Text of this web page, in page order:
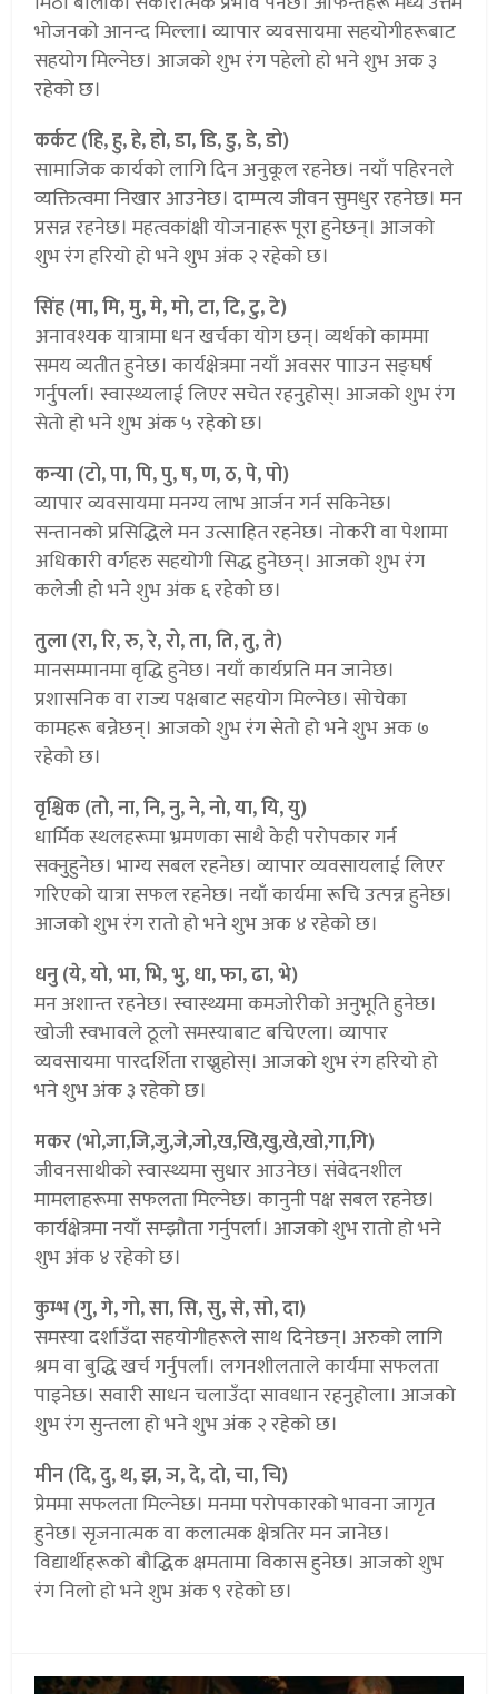
भोजनको आनन्द मिल्ला। व्यापार व्यवसायमा सहयोगीहरूबाट
सहयोग मिल्नेछ। आजको शुभ रंग पहेलो हो भने शुभ अक ३
रहेको छ।
कर्कट (हि, हु, हे, हो, डा, डि, डु, डे, डो)
सामाजिक कार्यको लागि दिन अनुकूल रहनेछ। नयाँ पहिरनले
व्यक्तित्वमा निखार आउनेछ। दाम्पत्य जीवन सुमधुर रहनेछ। मन
प्रसन्न रहनेछ। महत्वकांक्षी योजनाहरू पूरा हुनेछन्। आजको
शुभ रंग हरियो हो भने शुभ अंक २ रहेको छ।
सिंह (मा, मि, मु, मे, मो, टा, टि, टु, टे)
अनावश्यक यात्रामा धन खर्चका योग छन्। व्यर्थको काममा
समय व्यतीत हुनेछ। कार्यक्षेत्रमा नयाँ अवसर पााउन सङ्घर्ष
गर्नुपर्ला। स्वास्थ्यलाई लिएर सचेत रहनुहोस्। आजको शुभ रंग
सेतो हो भने शुभ अंक ५ रहेको छ।
कन्या (टो, पा, पि, पु, ष, ण, ठ, पे, पो)
व्यापार व्यवसायमा मनग्य लाभ आर्जन गर्न सकिनेछ।
सन्तानको प्रसिद्धिले मन उत्साहित रहनेछ। नोकरी वा पेशामा
अधिकारी वर्गहरु सहयोगी सिद्ध हुनेछन्। आजको शुभ रंग
कलेजी हो भने शुभ अंक ६ रहेको छ।
तुला (रा, रि, रु, रे, रो, ता, ति, तु, ते)
मानसम्मानमा वृद्धि हुनेछ। नयाँ कार्यप्रति मन जानेछ।
प्रशासनिक वा राज्य पक्षबाट सहयोग मिल्नेछ। सोचेका
कामहरू बन्नेछन्। आजको शुभ रंग सेतो हो भने शुभ अक ७
रहेको छ।
वृश्चिक (तो, ना, नि, नु, ने, नो, या, यि, यु)
धार्मिक स्थलहरूमा भ्रमणका साथै केही परोपकार गर्न
सक्नुहुनेछ। भाग्य सबल रहनेछ। व्यापार व्यवसायलाई लिएर
गरिएको यात्रा सफल रहनेछ। नयाँ कार्यमा रूचि उत्पन्न हुनेछ।
आजको शुभ रंग रातो हो भने शुभ अक ४ रहेको छ।
धनु (ये, यो, भा, भि, भु, धा, फा, ढा, भे)
मन अशान्त रहनेछ। स्वास्थ्यमा कमजोरीको अनुभूति हुनेछ।
खोजी स्वभावले ठूलो समस्याबाट बचिएला। व्यापार
व्यवसायमा पारदर्शिता राख्नुहोस्। आजको शुभ रंग हरियो हो
भने शुभ अंक ३ रहेको छ।
मकर (भो,जा,जि,जु,जे,जो,ख,खि,खु,खे,खो,गा,गि)
जीवनसाथीको स्वास्थ्यमा सुधार आउनेछ। संवेदनशील
मामलाहरूमा सफलता मिल्नेछ। कानुनी पक्ष सबल रहनेछ।
कार्यक्षेत्रमा नयाँ सम्झौता गर्नुपर्ला। आजको शुभ रातो हो भने
शुभ अंक ४ रहेको छ।
कुम्भ (गु, गे, गो, सा, सि, सु, से, सो, दा)
समस्या दर्शाउँदा सहयोगीहरूले साथ दिनेछन्। अरुको लागि
श्रम वा बुद्धि खर्च गर्नुपर्ला। लगनशीलताले कार्यमा सफलता
पाइनेछ। सवारी साधन चलाउँदा सावधान रहनुहोला। आजको
शुभ रंग सुन्तला हो भने शुभ अंक २ रहेको छ।
मीन (दि, दु, थ, झ, ञ, दे, दो, चा, चि)
प्रेममा सफलता मिल्नेछ। मनमा परोपकारको भावना जागृत
हुनेछ। सृजनात्मक वा कलात्मक क्षेत्रतिर मन जानेछ।
विद्यार्थीहरूको बौद्धिक क्षमतामा विकास हुनेछ। आजको शुभ
रंग निलो हो भने शुभ अंक ९ रहेको छ।